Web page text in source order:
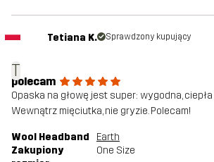
T
Tetiana K. Sprawdzony kupujący
polecam
Opaska na głowę jest super: wygodna,
Wewnątrz mięciutka, nie gryzie. Polecam!
Wool Headband
Earth
Zakupiony
One Size